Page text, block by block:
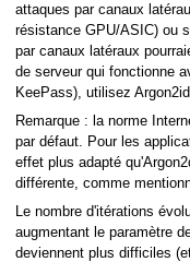
attaques par canaux
résistance GPU/ASIC) ou
par canaux latéraux
de serveur qui fonctionne
KeePass), utilisez
Remarque : la norme
par défaut. Pour les
effet plus adapté
différente, comme
Le nombre d'itérations
augmentant le paramètre
deviennent plus difficiles